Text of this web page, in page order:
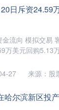
日斥资24.59
流向 模拟交易
万美元回购5.13
27 来源：股
哈尔滨新区投产